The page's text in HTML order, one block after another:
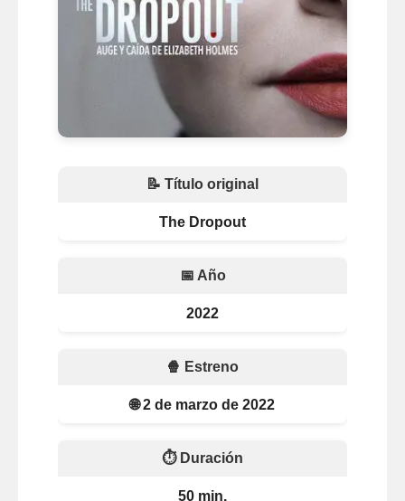
📝 Título original
The Dropout
📅 Año
2022
🍿 Estreno
🌐 2 de marzo de 2022
⏱️ Duración
50 min.